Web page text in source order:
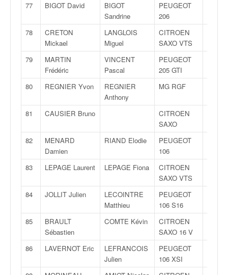
77 BIGOT David
BIGOT
Sandrine
PEUGEOT
206
78
CRETON
Mickael
LANGLOIS
Miguel
CITROEN
SAXO VTS
79
MARTIN
Frédéric
VINCENT
Pascal
PEUGEOT
205 GTI
80
REGNIER Yvon
REGNIER
Anthony
MG RGF
81 CAUSIER Bruno
CITROEN
SAXO
82
MENARD
Damien
RIAND Elodie
PEUGEOT
106
83 LEPAGE Laurent LEPAGE Fiona
CITROEN
SAXO VTS
84 JOLLIT Julien
LECOINTRE
Matthieu
PEUGEOT
106 S16
85
BRAULT
Sébastien
COMTE Kévin
CITROEN
SAXO 16 V
86 LAVERNOT Eric
LEFRANCOIS
Julien
PEUGEOT
106 XSI